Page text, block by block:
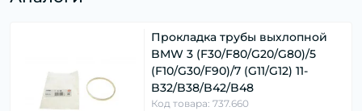
Прокладка трубы выхлопной
BMW 3 (F30/F80/G20/G80)/5
(F10/G30/F90)/7 (G11/G12) 11-
B32/B38/B42/B48
Код товара: 737.660